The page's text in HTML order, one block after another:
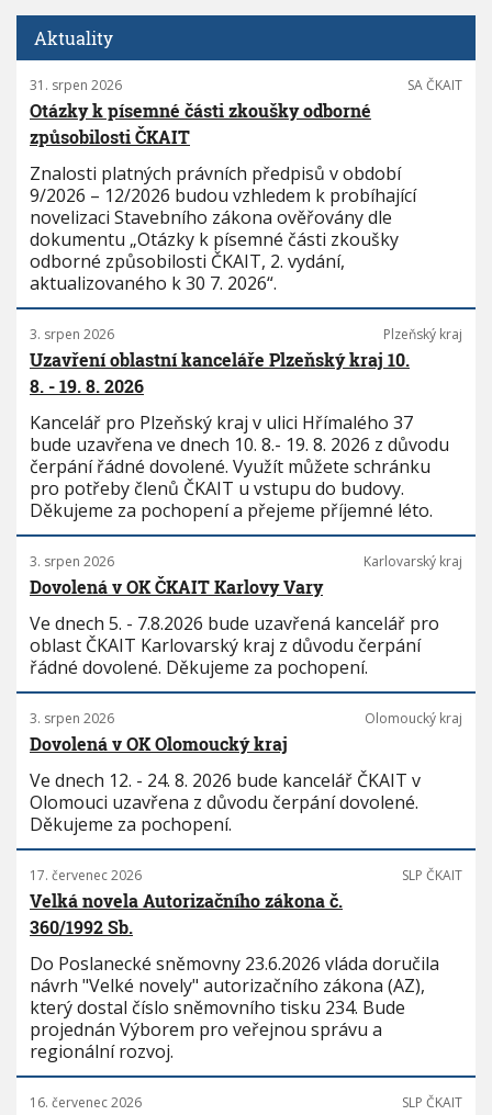
Aktuality
31. srpen 2026 SA ČKAIT
Otázky k písemné části zkoušky odborné
způsobilosti ČKAIT
Znalosti platných právních předpisů v období
9/2026 – 12/2026 budou vzhledem k probíhající
novelizaci Stavebního zákona ověřovány dle
dokumentu „Otázky k písemné části zkoušky
odborné způsobilosti ČKAIT, 2. vydání,
aktualizovaného k 30 7. 2026“.
3. srpen 2026 Plzeňský kraj
Uzavření oblastní kanceláře Plzeňský kraj 10.
8. - 19. 8. 2026
Kancelář pro Plzeňský kraj v ulici Hřímalého 37
bude uzavřena ve dnech 10. 8.- 19. 8. 2026 z důvodu
čerpání řádné dovolené. Využít můžete schránku
pro potřeby členů ČKAIT u vstupu do budovy.
Děkujeme za pochopení a přejeme příjemné léto.
3. srpen 2026 Karlovarský kraj
Dovolená v OK ČKAIT Karlovy Vary
Ve dnech 5. - 7.8.2026 bude uzavřená kancelář pro
oblast ČKAIT Karlovarský kraj z důvodu čerpání
řádné dovolené. Děkujeme za pochopení.
3. srpen 2026 Olomoucký kraj
Dovolená v OK Olomoucký kraj
Ve dnech 12. - 24. 8. 2026 bude kancelář ČKAIT v
Olomouci uzavřena z důvodu čerpání dovolené.
Děkujeme za pochopení.
17. červenec 2026 SLP ČKAIT
Velká novela Autorizačního zákona č.
360/1992 Sb.
Do Poslanecké sněmovny 23.6.2026 vláda doručila
návrh "Velké novely" autorizačního zákona (AZ),
který dostal číslo sněmovního tisku 234. Bude
projednán Výborem pro veřejnou správu a
regionální rozvoj.
16. červenec 2026 SLP ČKAIT